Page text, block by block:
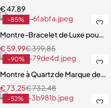
€47,89
-85%
Montre-Bracelet de Luxe pour
€399,85
€ 59,99
-90%
Montre à Quartz de Marque de
€732,48
€73,25
-52%